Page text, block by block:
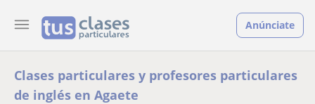
Anúnciate
Clases particulares y profesores particulares
de inglés en Agaete